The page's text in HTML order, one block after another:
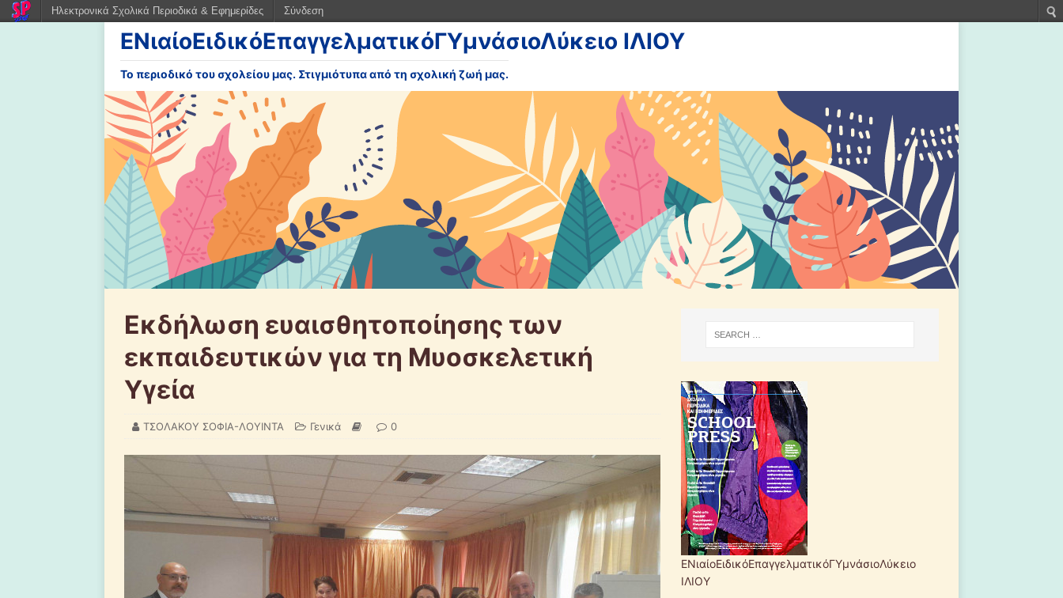
ΕΝιαίοΕιδικόΕπαγγελματικόΓΥμνάσιοΛύκειο ΙΛΙΟΥ
Το περιοδικό του σχολείου μας. Στιγμιότυπα από τη σχολική ζωή μας.
Εκδήλωση ευαισθητοποίησης των
εκπαιδευτικών για τη Μυοσκελετική
Υγεία
ΤΣΟΛΑΚΟΥ ΣΟΦΙΑ-ΛΟΥΙΝΤΑ Γενικά 0
ΕΝιαίοΕιδικόΕπαγγελματικόΓΥμνάσιοΛύκειο
ΙΛΙΟΥ
Ηλεκτρονικά Σχολικά Περιοδικά & Εφημερίδες Σύνδεση